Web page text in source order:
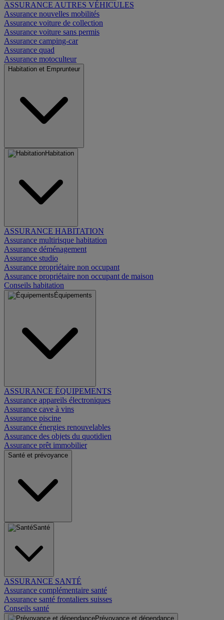
ASSURANCE AUTRES VÉHICULES
Assurance nouvelles mobilités
Assurance voiture de collection
Assurance voiture sans permis
Assurance camping-car
Assurance quad
Assurance motoculteur
Habitation et Emprunteur
Habitation
ASSURANCE HABITATION
Assurance multirisque habitation
Assurance déménagement
Assurance studio
Assurance propriétaire non occupant
Assurance propriétaire non occupant de maison
Conseils habitation
Équipements
ASSURANCE ÉQUIPEMENTS
Assurance appareils électroniques
Assurance cave à vins
Assurance piscine
Assurance énergies renouvelables
Assurance des objets du quotidien
Assurance prêt immobilier
Santé et prévoyance
Santé
ASSURANCE SANTÉ
Assurance complémentaire santé
Assurance santé frontaliers suisses
Conseils santé
Prévoyance et dépendance